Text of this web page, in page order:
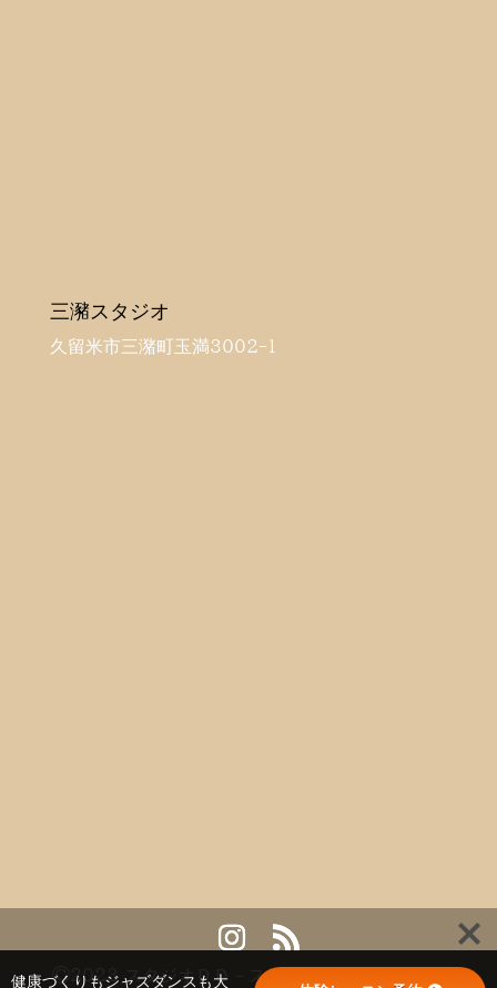
三瀦スタジオ
久留米市三潴町玉満3002-1
©2023 スタジオＤＤ－スタジオダンスドリーマ
健康づくりもジャズダンスも大